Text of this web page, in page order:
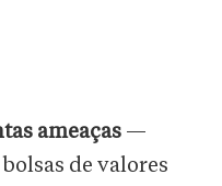
ameaças —
de valores